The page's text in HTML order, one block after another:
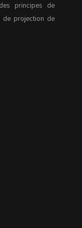
principes de
de projection de